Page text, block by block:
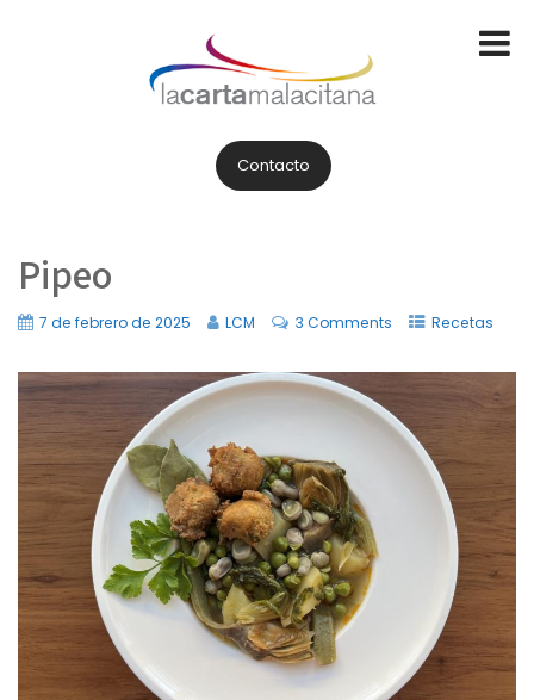
Contacto
Pipeo
7 de febrero de 2025 LCM 3 Comments Recetas